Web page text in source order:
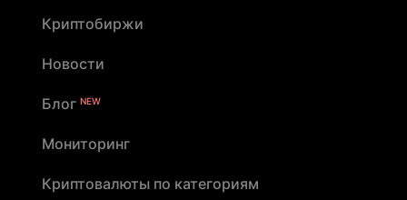
Криптобиржи
Новости
Блог NEW
Мониторинг
Криптовалюты по категориям